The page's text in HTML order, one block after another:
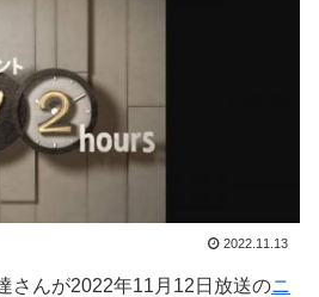
2022.11.13
さんが2022年11月12日放送のニ